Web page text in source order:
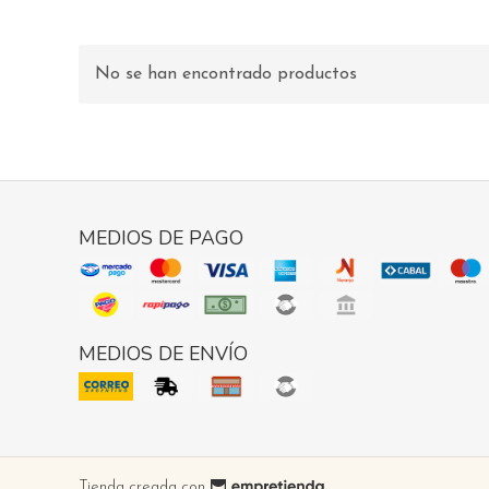
No se han encontrado productos
MEDIOS DE PAGO
MEDIOS DE ENVÍO